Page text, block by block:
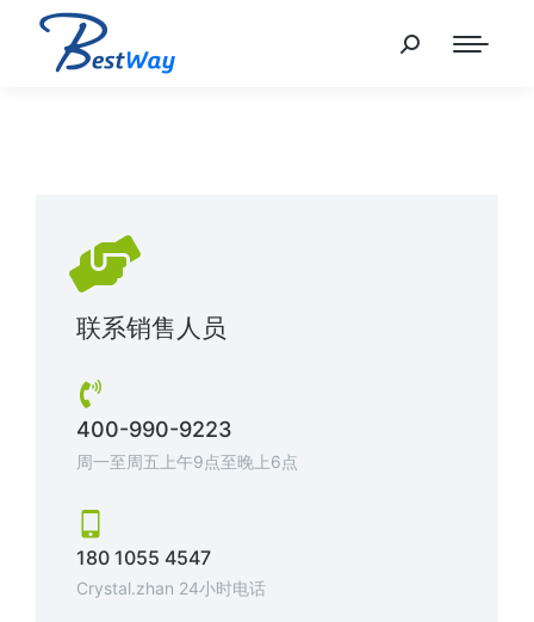
联系销售人员
400-990-9223
周一至周五上午9点至晚上6点
180 1055 4547
Crystal.zhan 24小时电话